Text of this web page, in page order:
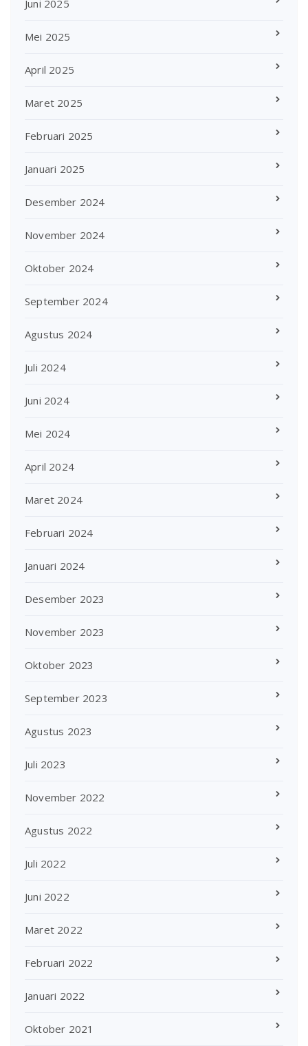
Juni 2025
Mei 2025
April 2025
Maret 2025
Februari 2025
Januari 2025
Desember 2024
November 2024
Oktober 2024
September 2024
Agustus 2024
Juli 2024
Juni 2024
Mei 2024
April 2024
Maret 2024
Februari 2024
Januari 2024
Desember 2023
November 2023
Oktober 2023
September 2023
Agustus 2023
Juli 2023
November 2022
Agustus 2022
Juli 2022
Juni 2022
Maret 2022
Februari 2022
Januari 2022
Oktober 2021